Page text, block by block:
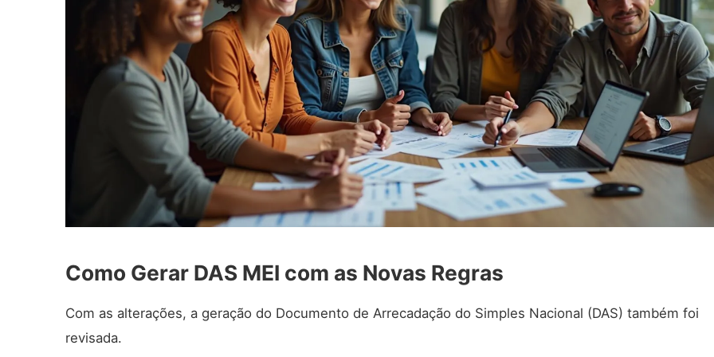
Como Gerar DAS MEI com as Novas Regras
Com as alterações, a geração do Documento de Arrecadação do Simples Nacional (DAS) também foi
revisada.